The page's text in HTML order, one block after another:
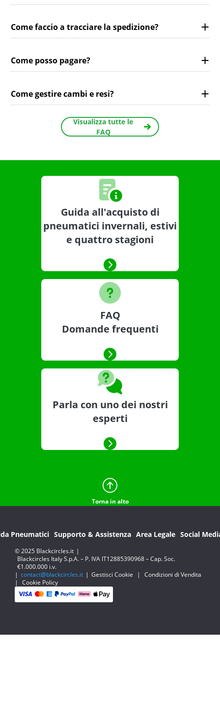
Come faccio a tracciare la spedizione?
Come posso pagare?
Come gestire cambi e resi?
Visualizza tutte le
FAQ
Guida all'acquisto di
pneumatici invernali, estivi
e quattro stagioni
FAQ
Domande frequenti
Parla con uno dei nostri
esperti
Torna in alto
Pneumatici Supporto & Assistenza Area Legale Social
© 2025 Blackcircles.it |
Blackcircles Italy S.p.A. – P. IVA IT12885390968 – Cap. Soc.
€1.000.000 i.v.
| contact@blackcircles.it | Gestisci Cookie |
Condizioni di Vendita
|
Cookie Policy